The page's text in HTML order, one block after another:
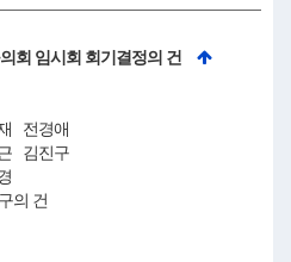
회 임시회 회기결정의 건
전경애
김진구
의 건